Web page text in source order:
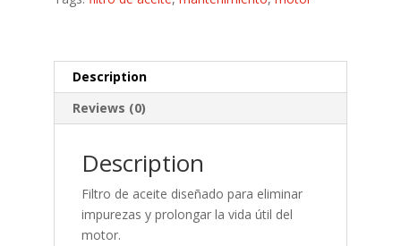
Description
Reviews (0)
Description
Filtro de aceite diseñado para eliminar
impurezas y prolongar la vida útil del
motor.